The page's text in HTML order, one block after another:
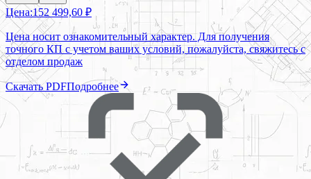
Цена:152 499,60 ₽
Цена носит ознакомительный характер. Для получения
точного КП с учетом ваших условий, пожалуйста, свяжитесь с
отделом продаж
Скачать PDFПодробнее